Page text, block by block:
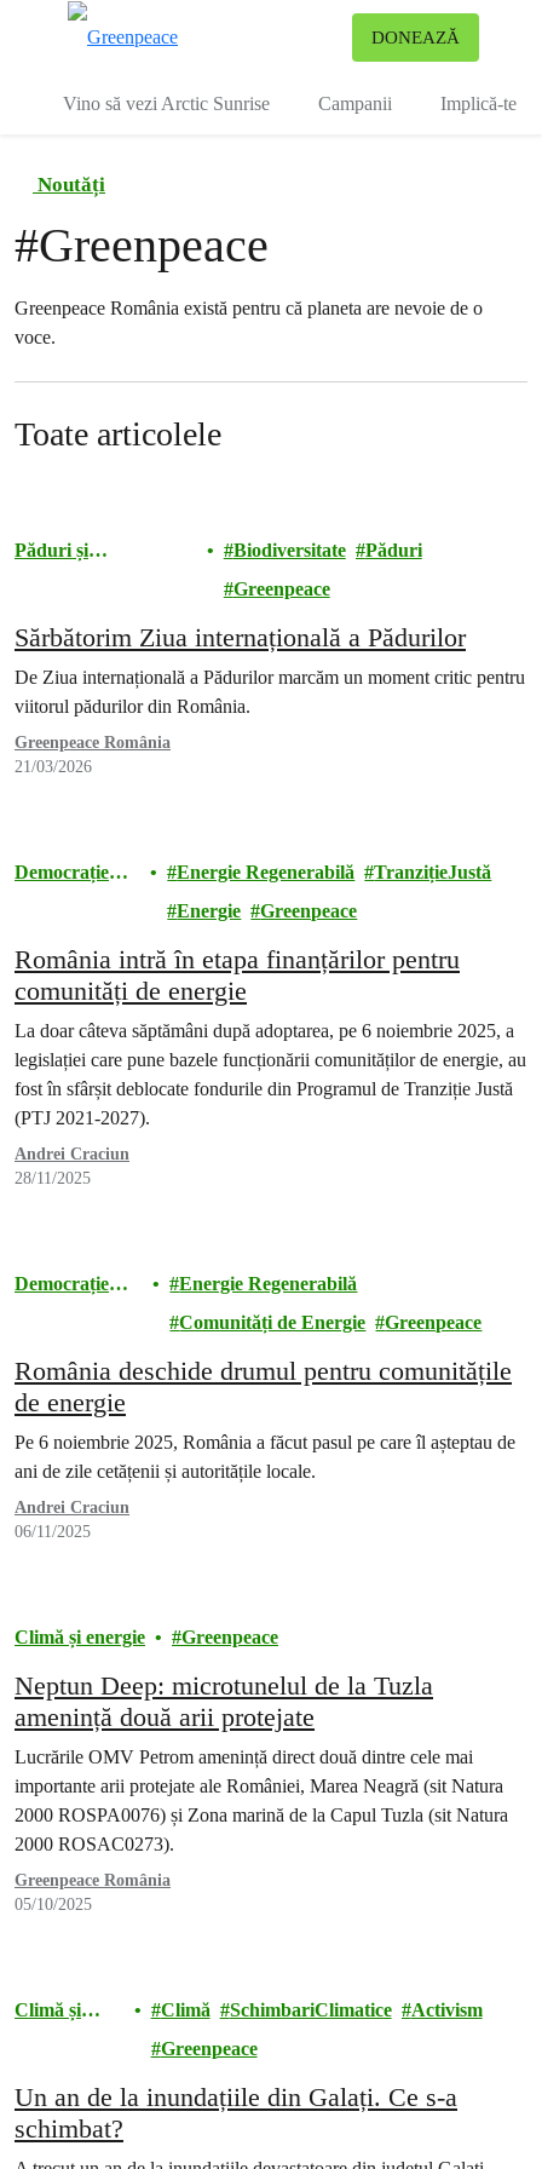
DONEAZĂ
Vino să vezi Arctic Sunrise Campanii Implică-te
Noutăți
#Greenpeace
Greenpeace România există pentru că planeta are nevoie de o
voce.
Toate articolele
Păduri și
Biodiversitate
Păduri
Greenpeace
Sărbătorim Ziua internațională a Pădurilor
De Ziua internațională a Pădurilor marcăm un moment critic pentru
viitorul pădurilor din România.
Greenpeace România
21/03/2026
Democrație
Energie Regenerabilă
TranzițieJustă
Energie
Greenpeace
România intră în etapa finanțărilor pentru
comunități de energie
La doar câteva săptămâni după adoptarea, pe 6 noiembrie 2025, a
legislației care pune bazele funcționării comunităților de energie, au
fost în sfârșit deblocate fondurile din Programul de Tranziție Justă
(PTJ 2021-2027).
Andrei Craciun
28/11/2025
Democrație
Energie Regenerabilă
Comunități de Energie
Greenpeace
România deschide drumul pentru comunitățile
de energie
Pe 6 noiembrie 2025, România a făcut pasul pe care îl așteptau de
ani de zile cetățenii și autoritățile locale.
Andrei Craciun
06/11/2025
Climă și energie Greenpeace
Neptun Deep: microtunelul de la Tuzla
amenință două arii protejate
Lucrările OMV Petrom amenință direct două dintre cele mai
importante arii protejate ale României, Marea Neagră (sit Natura
2000 ROSPA0076) și Zona marină de la Capul Tuzla (sit Natura
2000 ROSAC0273).
Greenpeace România
05/10/2025
Climă și
Climă SchimbariClimatice
Activism
Greenpeace
Un an de la inundațiile din Galați. Ce s-a
schimbat?